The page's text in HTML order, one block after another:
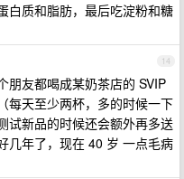
白质和脂肪，最后吃淀粉和糖
14
朋友都喝成某奶茶店的 SVIP
每天至少两杯，多的时候一下
试新品的时候还会额外再多送
几年了，现在 40 岁 一点毛病